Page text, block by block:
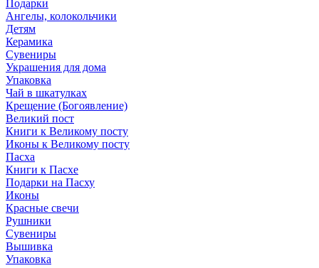
Подарки
Ангелы, колокольчики
Детям
Керамика
Сувениры
Украшения для дома
Упаковка
Чай в шкатулках
Крещение (Богоявление)
Великий пост
Книги к Великому посту
Иконы к Великому посту
Пасха
Книги к Пасхе
Подарки на Пасху
Иконы
Красные свечи
Рушники
Сувениры
Вышивка
Упаковка